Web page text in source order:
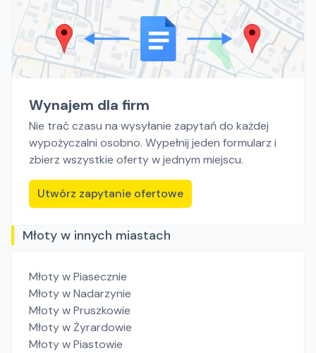
Wynajem dla firm
Nie trać czasu na wysyłanie zapytań do każdej
wypożyczalni osobno. Wypełnij jeden formularz i
zbierz wszystkie oferty w jednym miejscu.
Utwórz zapytanie ofertowe
Młoty w innych miastach
Młotyw Piasecznie
Młotyw Nadarzynie
Młotyw Pruszkowie
Młotyw Żyrardowie
Młotyw Piastowie